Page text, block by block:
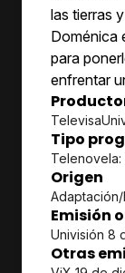
las tierras
Doménica
para
enfrentar
Tipo
Telenovela:
Origen
Adaptación/
Emisión
Univisión 8
Otras